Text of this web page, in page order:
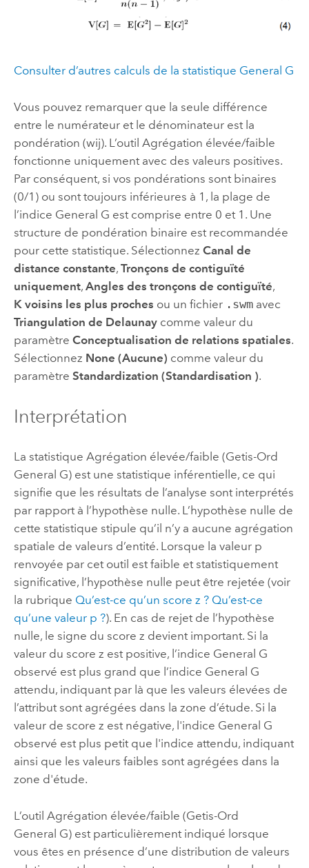
Consulter d’autres calculs de la statistique General G
Vous pouvez remarquer que la seule différence
entre le numérateur et le dénominateur est la
pondération (wij). L’outil Agrégation élevée/faible
fonctionne uniquement avec des valeurs positives.
Par conséquent, si vos pondérations sont binaires
(0/1) ou sont toujours inférieures à 1, la plage de
l’indice General G est comprise entre 0 et 1. Une
structure de pondération binaire est recommandée
pour cette statistique. Sélectionnez Canal de
distance constante, Tronçons de contiguïté
uniquement, Angles des tronçons de contiguïté,
K voisins les plus proches ou un fichier .swmavec
Triangulation de Delaunaycomme valeur du
paramètre Conceptualisation de relations spatiales.
Sélectionnez None (Aucune) comme valeur du
paramètre Standardization (Standardisation ).
Interprétation
La statistique Agrégation élevée/faible (Getis-Ord
General G) est une statistique inférentielle, ce qui
signifie que les résultats de l’analyse sont interprétés
par rapport à l’hypothèse nulle. L’hypothèse nulle de
cette statistique stipule qu’il n’y a aucune agrégation
spatiale de valeurs d’entité. Lorsque la valeur p
renvoyée par cet outil est faible et statistiquement
significative, l’hypothèse nulle peut être rejetée (voir
la rubrique Qu’est-ce qu’un score z ? Qu’est-ce
qu’une valeur p ?). En cas de rejet de l’hypothèse
nulle, le signe du score z devient important. Si la
valeur du score z est positive, l’indice General G
observé est plus grand que l’indice General G
attendu, indiquant par là que les valeurs élevées de
l’attribut sont agrégées dans la zone d’étude. Si la
valeur de score z est négative, l'indice General G
observé est plus petit que l'indice attendu, indiquant
ainsi que les valeurs faibles sont agrégées dans la
zone d'étude.
L’outil Agrégation élevée/faible (Getis-Ord
General G)est particulièrement indiqué lorsque
vous êtes en présence d’une distribution de valeurs